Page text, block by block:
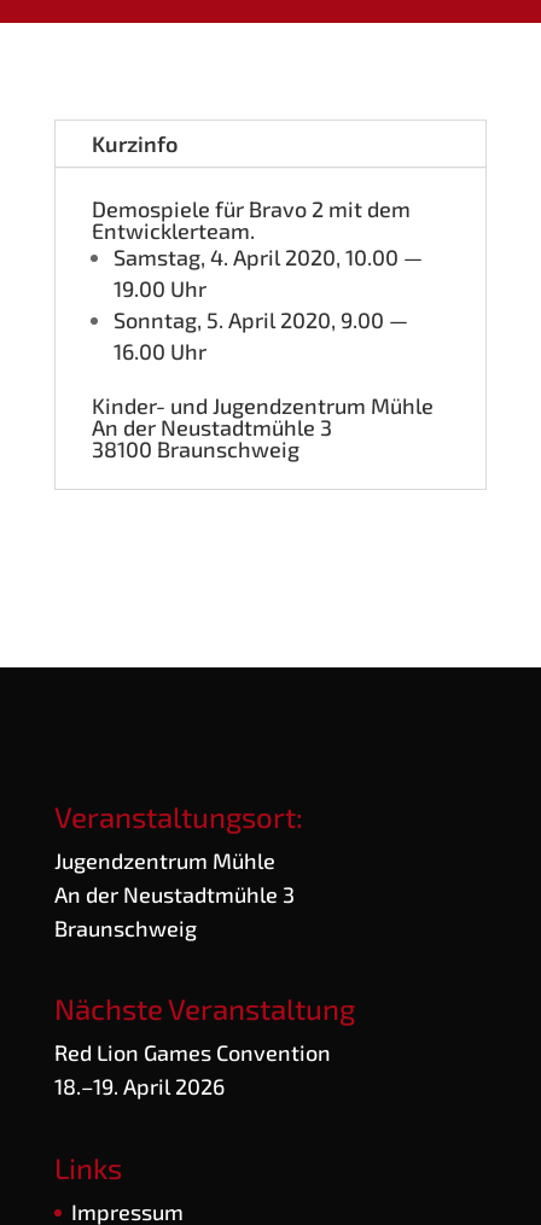
Kurz­in­fo
Demo­spie­le für Bra­vo 2 mit dem
Entwicklerteam.
Sams­tag, 4. April 2020, 10.00 —
19.00 Uhr
Sonn­tag, 5. April 2020, 9.00 —
16.00 Uhr
Kin­der- und Jugend­zen­trum Mühle
An der Neu­stadt­müh­le 3
38100 Braun­schweig
Veranstaltungsort:
Jugend­zen­trum Mühle
An der Neu­stadt­müh­le 3
Braunschweig
Nächste Veranstaltung
Red Lion Games Convention
18.–19. April 2026
Links
Impres­sum